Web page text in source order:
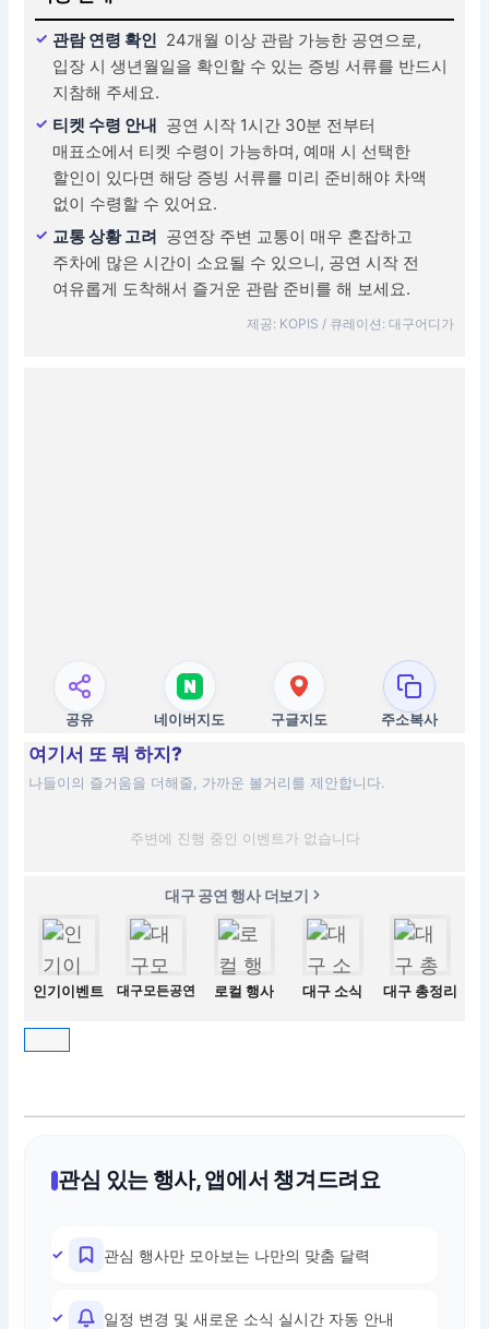
관람 연령 확인 24개월 이상 관람 가능한 공연으로,
입장 시 생년월일을 확인할 수 있는 증빙 서류를 반드시
지참해 주세요.
티켓 수령 안내 공연 시작 1시간 30분 전부터
매표소에서 티켓 수령이 가능하며, 예매 시 선택한
할인이 있다면 해당 증빙 서류를 미리 준비해야 차액
없이 수령할 수 있어요.
교통 상황 고려 공연장 주변 교통이 매우 혼잡하고
주차에 많은 시간이 소요될 수 있으니, 공연 시작 전
여유롭게 도착해서 즐거운 관람 준비를 해 보세요.
제공: KOPIS / 큐레이션: 대구어디가
공유 네이버지도 구글지도 주소복사
여기서 또 뭐 하지?
나들이의 즐거움을 더해줄, 가까운 볼거리를 제안합니다.
주변에 진행 중인 이벤트가 없습니다
대구 공연 행사 더보기
인기이벤트 대구모든공연 로컬 행사 대구 소식 대구 총정리
관심 있는 행사, 앱에서 챙겨드려요
관심 행사만 모아보는 나만의 맞춤 달력
일정 변경 및 새로운 소식 실시간 자동 안내